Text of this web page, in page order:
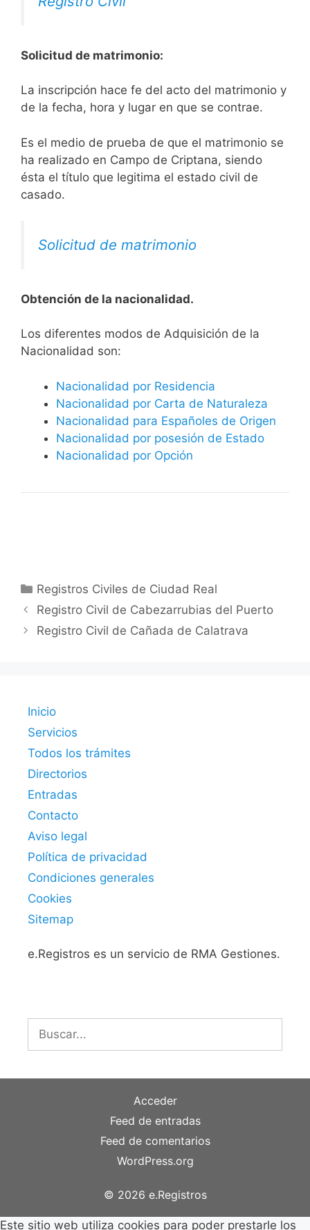
Solicitud de matrimonio:
La inscripción hace fe del acto del matrimonio y
de la fecha, hora y lugar en que se contrae.
Es el medio de prueba de que el matrimonio se
ha realizado en Campo de Criptana, siendo
ésta el título que legitima el estado civil de
casado.
Solicitud de matrimonio
Obtención de la nacionalidad.
​​​Los diferentes modos de Adquisición de la
Nacionalidad son:
Nacionalidad por Residencia
Nacionalidad por Carta de Naturaleza
Nacionalidad para Españoles de Origen
Nacionalidad por posesión de Estado
Nacionalidad por Opción
Categorías
Registros Civiles de Ciudad Real
Registro Civil de Cabezarrubias del Puerto
Registro Civil de Cañada de Calatrava
Inicio
Servicios
Todos los trámites
Directorios
Entradas
Contacto
Aviso legal
Política de privacidad
Condiciones generales
Cookies
Sitemap
e.Registros es un servicio de RMA Gestiones.
Buscar:
Acceder
Feed de entradas
Feed de comentarios
WordPress.org
© 2026 e.Registros
Este sitio web utiliza cookies para poder prestarle los